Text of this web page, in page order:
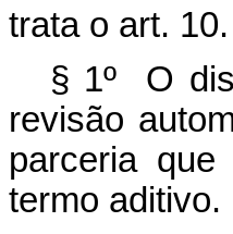
trata o art. 10.
§ 1º O
revisão
parceria que
termo aditivo.